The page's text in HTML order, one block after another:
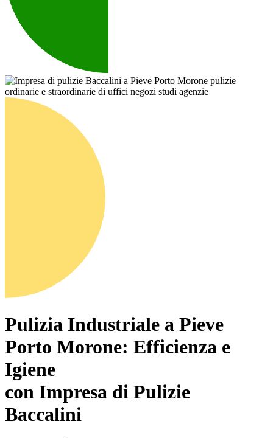
Pulizia Industriale a Pieve
Porto Morone: Efficienza e
Igiene
con Impresa di Pulizie
Baccalini